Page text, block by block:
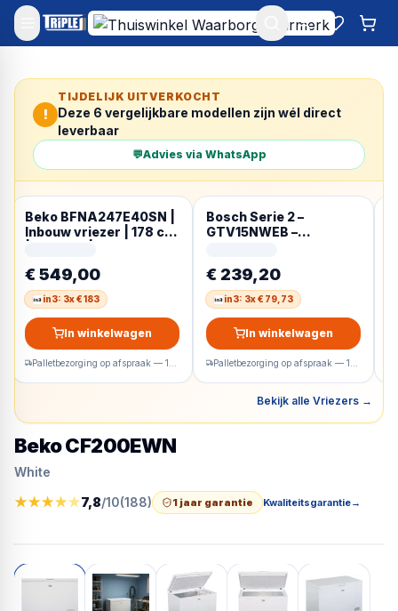
Mijn account
!
TIJDELIJK UITVERKOCHT
Deze 6 vergelijkbare modellen zijn wél direct
leverbaar
💬Advies via WhatsApp
Beko BFNA247E40SN |
Inbouw vriezer | 178 cm
€ 549,00
in3: 3x € 183
In winkelwagen
Bosch Serie 2 –
GTV15NWEB –
SuperFreezing:
beschermt
diepvriesproducten
tegen ontdooien – Wit
€ 239,20
in3: 3x € 79,73
In winkelwagen
Bekijk alle Vriezers →
Beko CF200EWN
White
★★★★★7,8/10(188) 1 jaar garantie Kwaliteitsgarantie→